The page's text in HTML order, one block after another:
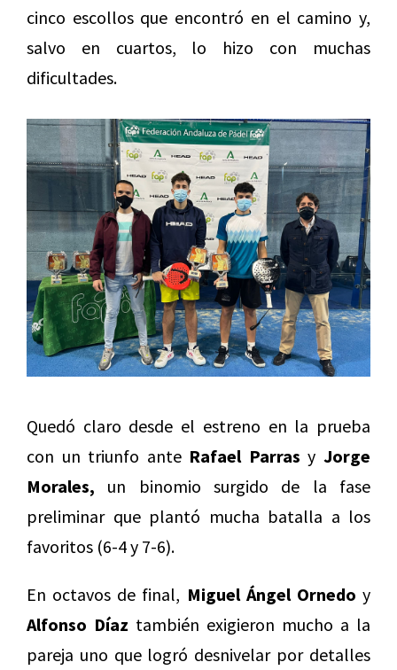
cinco escollos que encontró en el camino y,
salvo en cuartos, lo hizo con muchas
dificultades.
Quedó claro desde el estreno en la prueba
con un triunfo ante Rafael ParrasyJorge
Morales, un binomio surgido de la fase
preliminar que plantó mucha batalla a los
favoritos (6-4 y 7-6).
En octavos de final, Miguel Ángel Ornedo y
Alfonso Díaz también exigieron mucho a la
pareja uno que logró desnivelar por detalles